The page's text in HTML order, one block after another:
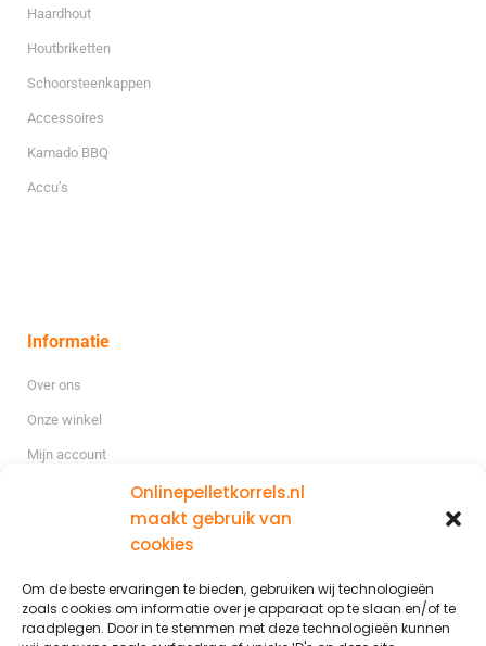
Onlinepelletkorrels.nl
maakt gebruik van
cookies
Om de beste ervaringen te bieden, gebruiken wij technologieën
zoals cookies om informatie over je apparaat op te slaan en/of te
raadplegen. Door in te stemmen met deze technologieën kunnen
Haardhout
Houtbriketten
Schoorsteenkappen
Accessoires
Kamado BBQ
Accu’s
Informatie
Over ons
Onze winkel
Mijn account
Levering buiten Nederland is mogelijk op aanvraag.